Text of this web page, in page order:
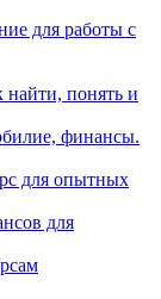
для работы с
понять и
финансы.
для опытных
для